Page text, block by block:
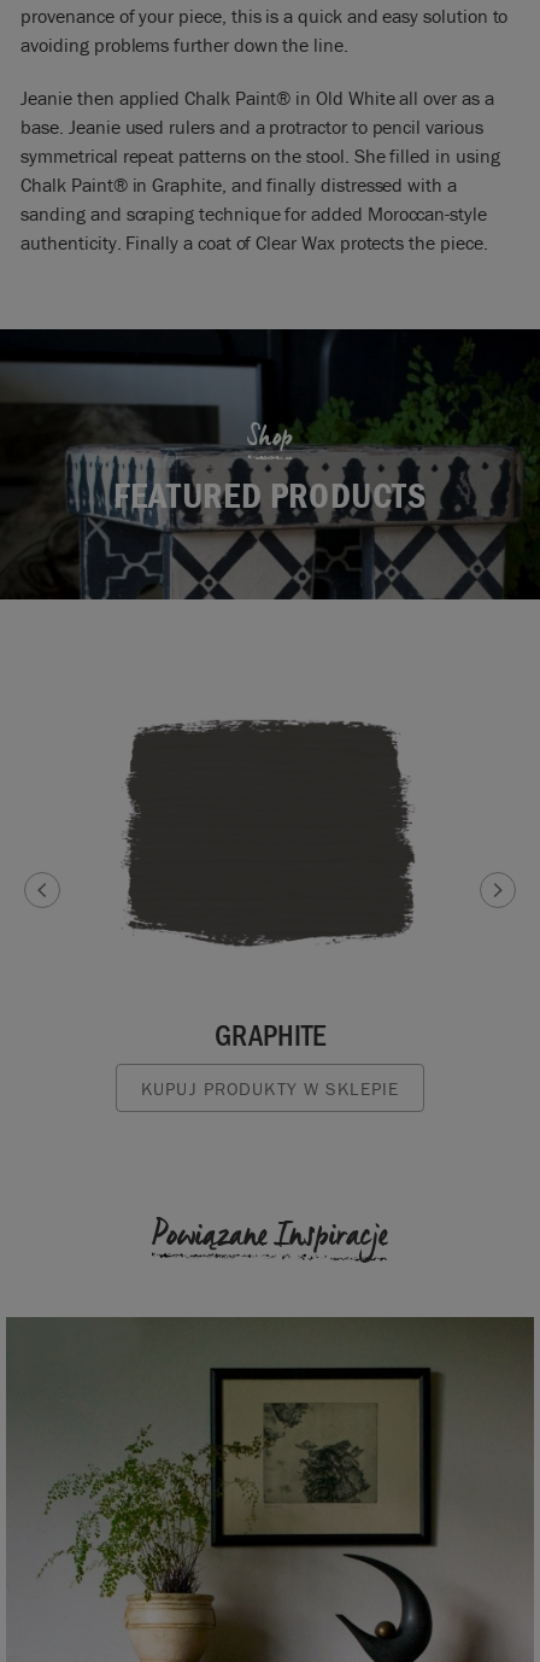
provenance of your piece, this is a quick and easy solution to
avoiding problems further down the line.
Jeanie then applied Chalk Paint® in Old White all over as a
base. Jeanie used rulers and a protractor to pencil various
symmetrical repeat patterns on the stool. She filled in using
Chalk Paint® in Graphite, and finally distressed with a
sanding and scraping technique for added Moroccan-style
authenticity. Finally a coat of Clear Wax protects the piece.
Shop
FEATURED PRODUCTS
GRAPHITE
KUPUJ PRODUKTY W SKLEPIE
Powiązane Inspiracje